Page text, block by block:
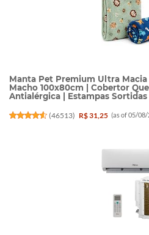
Manta Pet Premium Ultra
Macho 100x80cm | Cobertor
Antialérgica | Estampas Sortidas
(46513) R$ 31,25 (as of 05/